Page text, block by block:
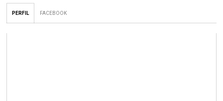
PERFIL FACEBOOK